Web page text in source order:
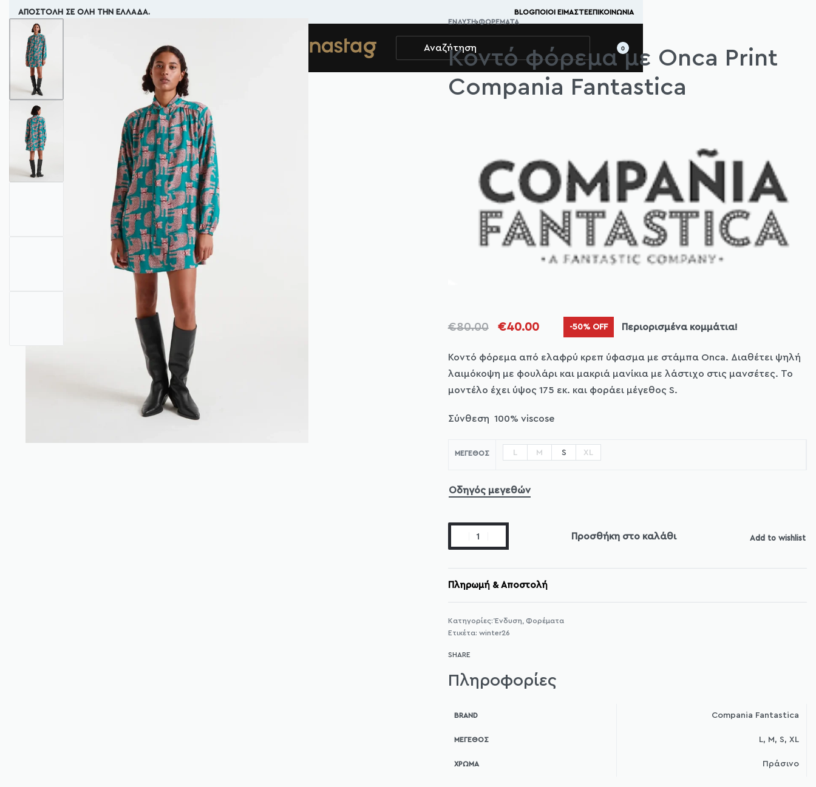
ΔΩΡΕΑΝ ΜΕΤΑΦΟΡΙΚΑ ΓΙΑ ΑΓΟΡΕΣ ΑΝΩ ΤΩΝ 70€.
BLOGΠΟΙΟΊ ΕΊΜΑΣΤΕΕΠΙΚΟΙΝΩΝΊΑ
ΕΝΔΥΣΗ
ΠΑΡΑΛΑΒΕΣ
0
ΈΝΔΥΣΗ›ΦΟΡΈΜΑΤΑ
Κοντό φόρεμα με Onca Print
Compania Fantastica
€80.00 €40.00 -50% OFF Περιορισμένα κομμάτια!
Κοντό φόρεμα από ελαφρύ κρεπ ύφασμα με στάμπα Onca. Διαθέτει ψηλή
λαιμόκοψη με φουλάρι και μακριά μανίκια με λάστιχο στις μανσέτες. Το
μοντέλο έχει ύψος 175 εκ. και φοράει μέγεθος S.
Σύνθεση 100% viscose
ΜΈΓΕΘΟΣ L M S XL
Οδηγός μεγεθών
Προσθήκη στο καλάθι Add to wishlist
Πληρωμή & Αποστολή
Κατηγορίες:Ένδυση Φορέματα
Ετικέτα: winter26
SHARE
Πληροφορίες
BRAND Compania Fantastica
ΜΈΓΕΘΟΣ L, M, S, XL
ΧΡΏΜΑ Πράσινο